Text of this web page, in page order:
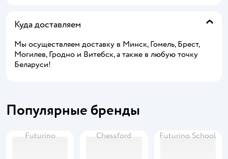
Куда доставляем
Мы осуществляем доставку в Минск, Гомель, Брест,
Могилев, Гродно и Витебск, а также в любую точку
Беларуси!
Популярные бренды
Futurino Chessford Futurino School